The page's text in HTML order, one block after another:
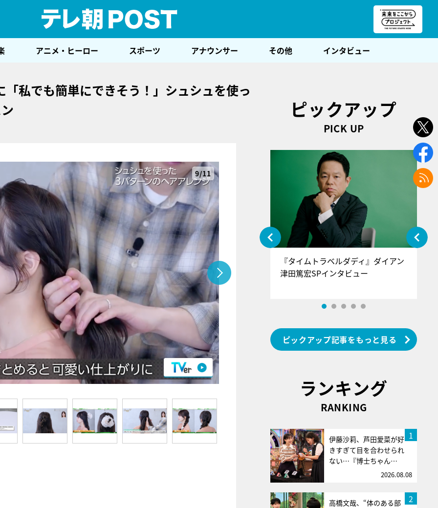
アニメ・ヒーロー スポーツ アナウンサー その他 インタビュー
私でも簡単にできそう！」シュシュを使っ
9/11
ピックアップ
PICK UP
『アイ＝ラブ！げーみんぐ』＝LOV
E齋藤樹愛羅＆佐々木舞香SPインタ
ビュー
『タイムトラベルダディ』ダイアン
津田篤宏SPインタビュー
ピックアップ記事をもっと見る
ランキング
RANKING
1
伊藤沙莉、芦田愛菜が好
きすぎて目を合わせられ
ない…『博士ちゃん…
2026.08.08
2
高橋文哉、“体のある部